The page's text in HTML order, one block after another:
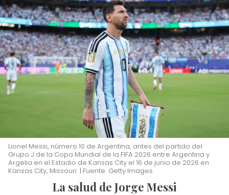
Lionel Messi, número 10 de Argentina, antes del partido del
Grupo J de la Copa Mundial de la FIFA 2026 entre Argentina y
Argelia en el Estadio de Kansas City el 16 de junio de 2026 en
Kansas City, Missouri. | Fuente: Getty Images
La salud de Jorge Messi